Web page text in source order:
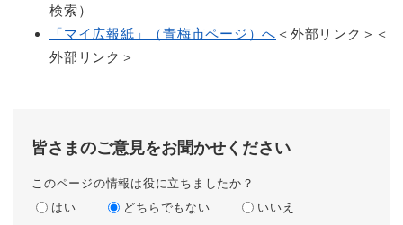
検索）
「マイ広報紙」（青梅市ページ）へ ＜外部リンク＞ ＜
外部リンク＞
皆さまのご意見をお聞かせください
このページの情報は役に立ちましたか？
はい
どちらでもない いいえ